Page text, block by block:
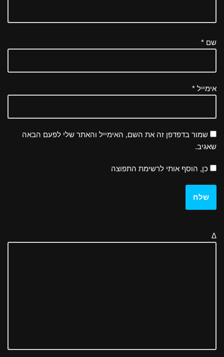
שם *
אימייל *
שמור בדפדפן זה את השם, האימייל והאתר שלי לפעם הבאה
שאגיב.
כן, הוסף אותי לרשימת התפוצה
Δ